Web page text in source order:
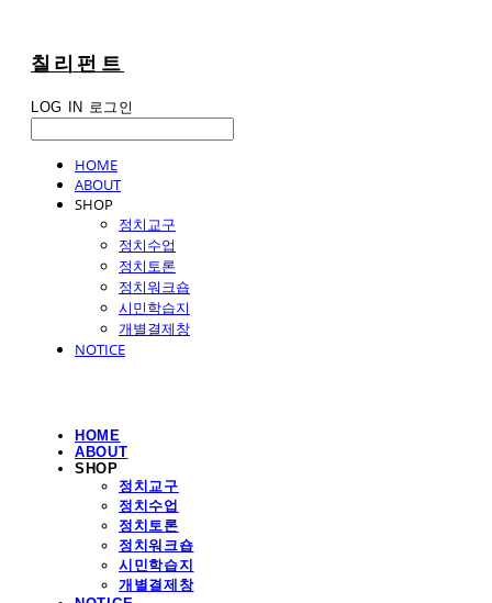
칠리펀트
LOG IN 로그인
HOME
ABOUT
SHOP
정치교구
정치수업
정치토론
정치워크숍
시민학습지
개별결제창
NOTICE
HOME
ABOUT
SHOP
정치교구
정치수업
정치토론
정치워크숍
시민학습지
개별결제창